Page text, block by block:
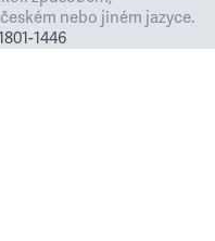
nebo jiném jazyce.
1446